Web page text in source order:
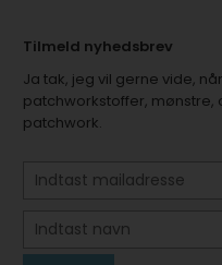
Tilmeld nyhedsbrev
Ja tak, jeg vil gerne vide,
patchworkstoffer, mønstre,
patchwork.